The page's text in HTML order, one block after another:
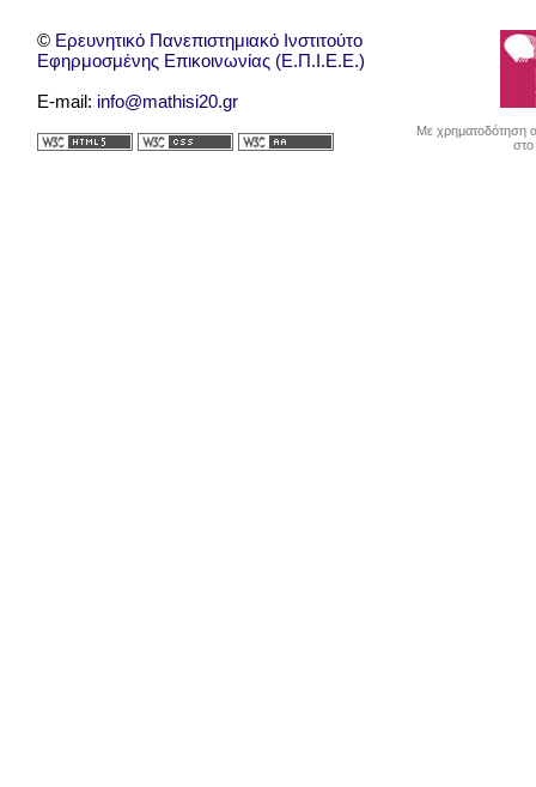
© Ερευνητικό Πανεπιστημιακό Ινστιτούτο
Εφηρμοσμένης Επικοινωνίας (Ε.Π.Ι.Ε.Ε.)
E-mail: info@mathisi20.gr
Με χρηματοδότηση